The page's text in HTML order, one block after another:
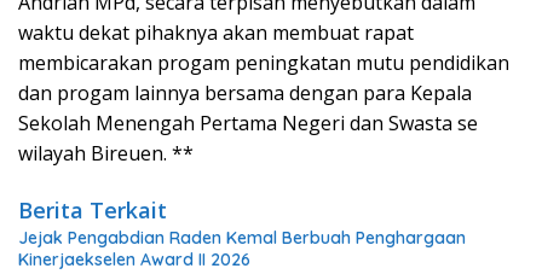
waktu dekat pihaknya akan membuat rapat
membicarakan progam peningkatan mutu pendidikan
dan progam lainnya bersama dengan para Kepala
Sekolah Menengah Pertama Negeri dan Swasta se
wilayah Bireuen. **
Berita Terkait
Jejak Pengabdian Raden Kemal Berbuah Penghargaan
Kinerjaekselen Award II 2026